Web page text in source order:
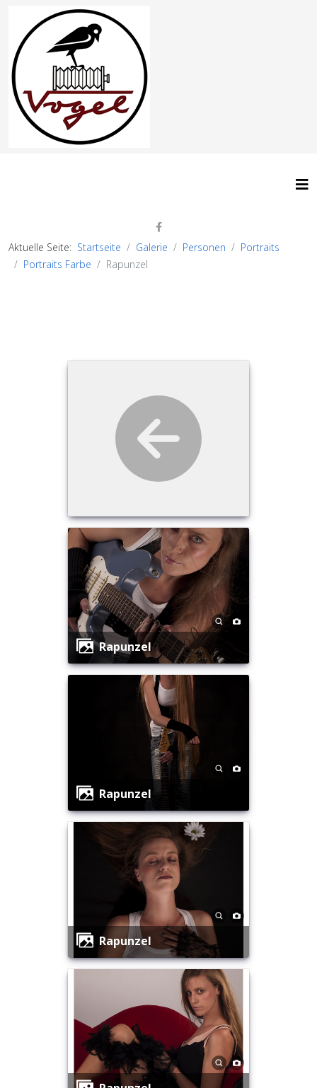
Aktuelle Seite: Startseite Galerie Personen
Portraits
Portraits Farbe
Rapunzel
Rapunzel
Rapunzel
Rapunzel